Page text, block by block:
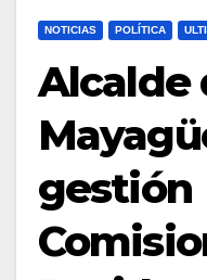
NOTICIAS POLÍTICA
Alcalde
gestión